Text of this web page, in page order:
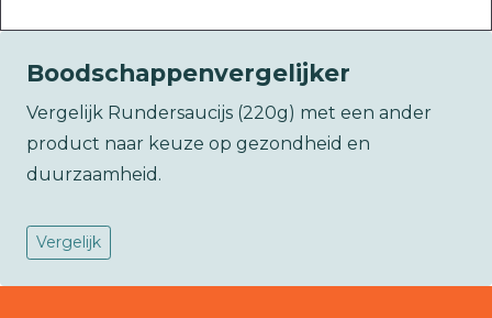
Boodschappenvergelijker
Vergelijk Rundersaucijs (220g) met een ander
product naar keuze op gezondheid en
duurzaamheid.
Vergelijk